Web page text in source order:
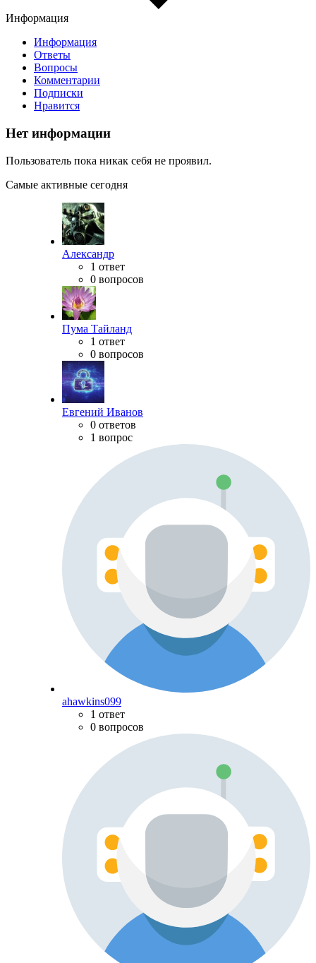
Информация
Информация
Ответы
Вопросы
Комментарии
Подписки
Нравится
Нет информации
Пользователь пока никак себя не проявил.
Самые активные сегодня
Александр
1 ответ
0 вопросов
Пума Тайланд
1 ответ
0 вопросов
Евгений Иванов
0 ответов
1 вопрос
ahawkins099
1 ответ
0 вопросов